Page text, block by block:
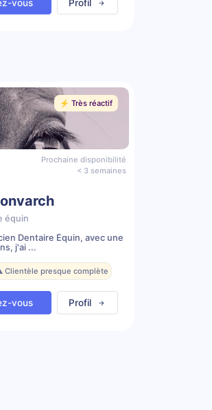
vous Profil
⚡️ Très réactif
Prochaine disponibilité
< 3 semaines
équin
Dentaire Équin, avec une
j'ai ...
Clientèle presque complète
vous Profil